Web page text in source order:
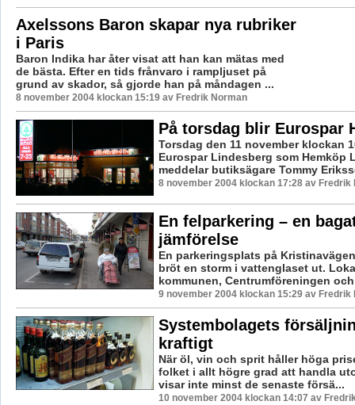
Axelssons Baron skapar nya rubriker
i Paris
Baron Indika har åter visat att han kan mätas med
de bästa. Efter en tids frånvaro i rampljuset på
grund av skador, så gjorde han på måndagen ...
8 november 2004 klockan 15:19 av Fredrik Norman
På torsdag blir Eurospar
Torsdag den 11 november klockan
Eurospar Lindesberg som Hemköp
meddelar butiksägare Tommy
8 november 2004 klockan 17:28 av Fredrik
En felparkering – en
jämförelse
En parkeringsplats på
bröt en storm i vattenglaset ut.
kommunen, Centrumföreningen
9 november 2004 klockan 15:29 av Fredrik
Systembolagets
kraftigt
När öl, vin och sprit håller höga
folket i allt högre grad att handla
visar inte minst de senaste försä...
10 november 2004 klockan 14:07 av